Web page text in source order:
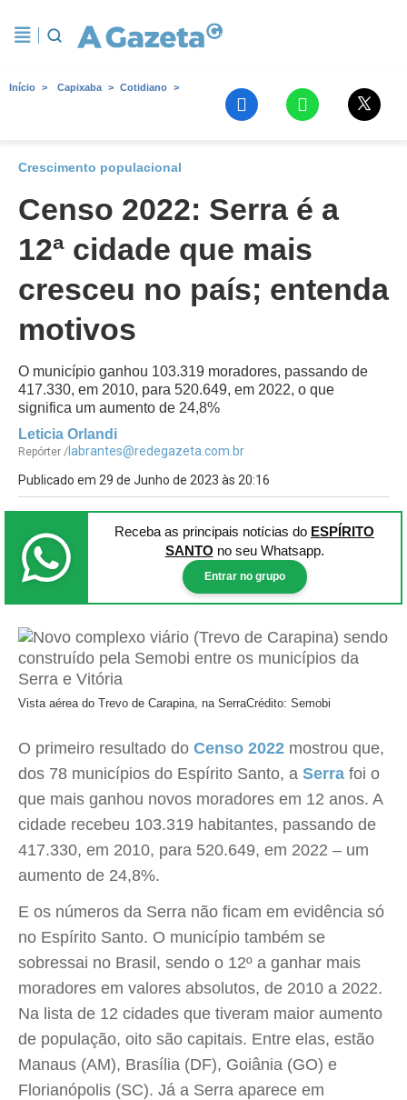
Início Capixaba Cotidiano
Crescimento populacional
Censo 2022: Serra é a
12ª cidade que mais
cresceu no país; entenda
motivos
O município ganhou 103.319 moradores, passando de
417.330, em 2010, para 520.649, em 2022, o que
significa um aumento de 24,8%
Leticia Orlandi
Repórter / labrantes@redegazeta.com.br
Publicado em 29 de Junho de 2023 às 20:16
Receba as principais notícias do ESPÍRITO
SANTO no seu Whatsapp.
Entrar no grupo
Vista aérea do Trevo de Carapina, na SerraCrédito: Semobi
O primeiro resultado do Censo 2022 mostrou que,
dos 78 municípios do Espírito Santo, a Serra foi o
que mais ganhou novos moradores em 12 anos. A
cidade recebeu 103.319 habitantes, passando de
417.330, em 2010, para 520.649, em 2022 – um
aumento de 24,8%.
E os números da Serra não ficam em evidência só
no Espírito Santo. O município também se
sobressai no Brasil, sendo o 12º a ganhar mais
moradores em valores absolutos, de 2010 a 2022.
Na lista de 12 cidades que tiveram maior aumento
de população, oito são capitais. Entre elas, estão
Manaus (AM), Brasília (DF), Goiânia (GO) e
Florianópolis (SC). Já a Serra aparece em